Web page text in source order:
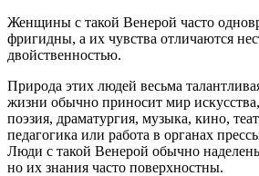
Женщины с такой Венерой часто
фригидны, а их чувства отличаются
двойственностью.
Природа этих людей весьма
жизни обычно приносит мир
поэзия, драматургия, музыка, кино,
педагогика или работа в органах
Люди с такой Венерой обычно
но их знания часто поверхностны.